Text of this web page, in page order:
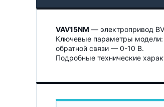
VAV15NM — электропривод
Ключевые параметры
обратной связи — 0-10 В.
Подробные технические